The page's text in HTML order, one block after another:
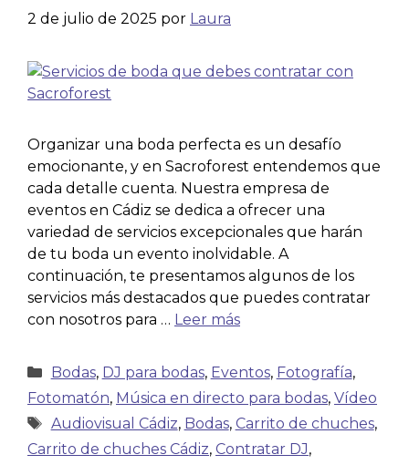
2 de julio de 2025 por Laura
Organizar una boda perfecta es un desafío
emocionante, y en Sacroforest entendemos que
cada detalle cuenta. Nuestra empresa de
eventos en Cádiz se dedica a ofrecer una
variedad de servicios excepcionales que harán
de tu boda un evento inolvidable. A
continuación, te presentamos algunos de los
servicios más destacados que puedes contratar
con nosotros para … Leer más
Bodas, DJ para bodas, Eventos, Fotografía,
Fotomatón, Música en directo para bodas, Vídeo
Audiovisual Cádiz, Bodas, Carrito de chuches,
Carrito de chuches Cádiz, Contratar DJ,